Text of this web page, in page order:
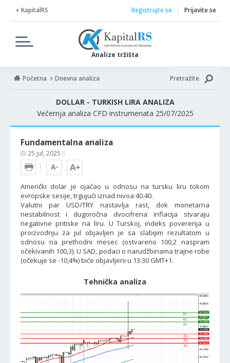
KapitalRS
Analize tržišta
Registrujte se Prijavite se
Početna Dnevna analiza Pretražite
DOLLAR - TURKISH LIRA ANALIZA
Večernja analiza CFD instrumenata 25/07/2025
Fundamentalna analiza
25 jul, 2025
Američki dolar je ojačao u odnosu na tursku liru tokom
evropske sesije, trgujući iznad nivoa 40.40.
Valutni par USD/TRY nastavlja rast, dok monetarna
nestabilnost i dugoročna dvocifrena inflacija stvaraju
negativne pritiske na liru. U Turskoj, indeks poverenja u
proizvodnju za jul objavljen je sa slabijim rezultatom u
odnosu na prethodni mesec (ostvareno 100,2 naspram
očekivanih 100,3). U SAD, podaci o narudžbinama trajne robe
(očekuje se -10,4%) biće objavljeni u 13:30 GMT+1.
Tehnička analiza